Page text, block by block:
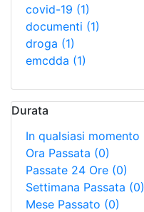
covid-19 (1)
documenti (1)
droga (1)
emcdda (1)
Durata
In qualsiasi momento
Ora Passata (0)
Passate 24 Ore (0)
Settimana Passata (0)
Mese Passato (0)